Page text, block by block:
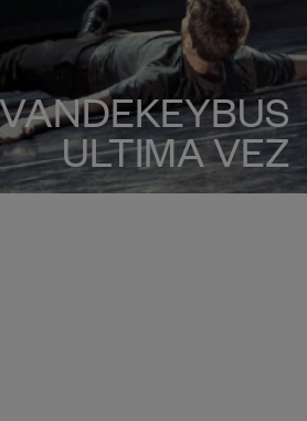
ULTIMA VEZ